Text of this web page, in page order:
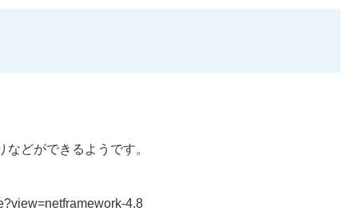
どができるようです。
4.8